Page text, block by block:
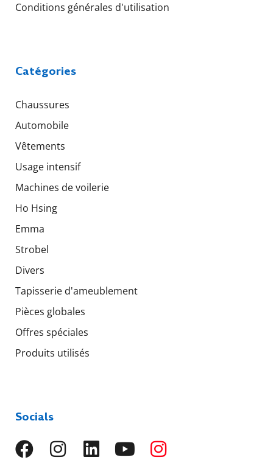
Conditions générales d'utilisation
Catégories
Chaussures
Automobile
Vêtements
Usage intensif
Machines de voilerie
Ho Hsing
Emma
Strobel
Divers
Tapisserie d'ameublement
Pièces globales
Offres spéciales
Produits utilisés
Socials